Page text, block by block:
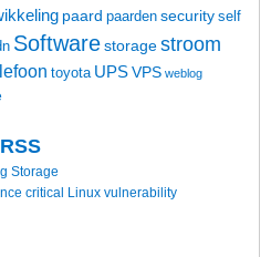
paard paarden security self
Softwarestoragestroom
toyota UPSVPS weblog
Storage
critical Linux vulnerability